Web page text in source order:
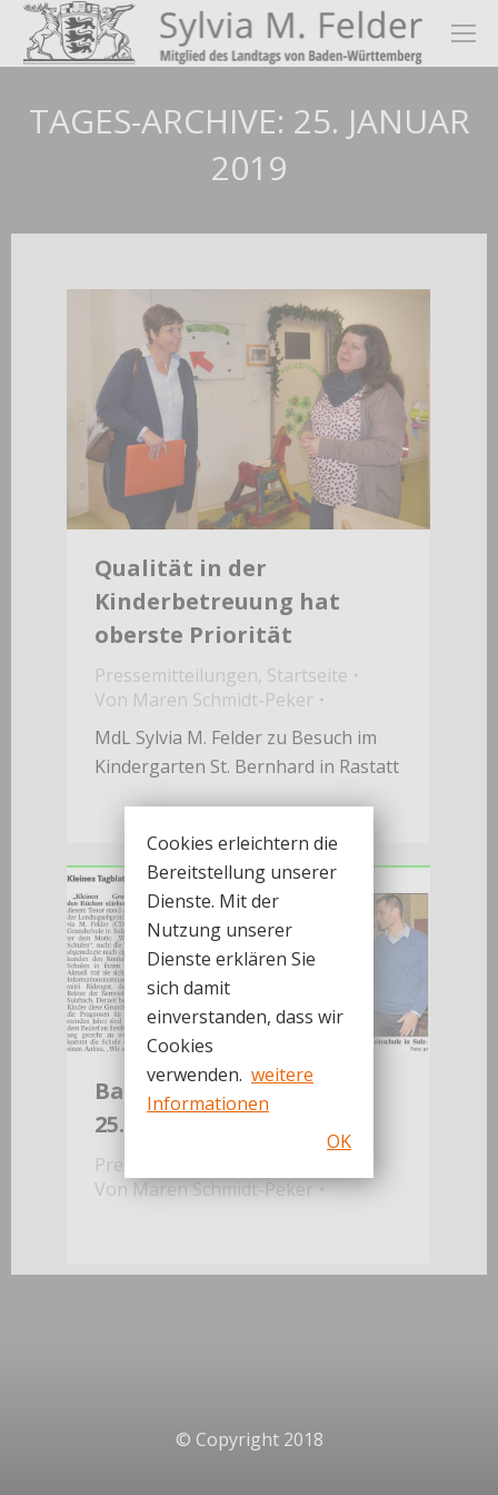
TAGES-ARCHIVE: 25. JANUAR
2019
Qualität in der
Kinderbetreuung hat
oberste Priorität
Pressemitteilungen, Startseite
Von Maren Schmidt-Peker
MdL Sylvia M. Felder zu Besuch im
Kindergarten St. Bernhard in Rastatt
Badisches Tagblatt vom
25.01.2019
Presseschau
Von Maren Schmidt-Peker
© Copyright 2018
Cookies erleichtern die
Bereitstellung unserer
Dienste. Mit der
Nutzung unserer
Dienste erklären Sie
sich damit
einverstanden, dass wir
Cookies
verwenden. weitere
Informationen
OK